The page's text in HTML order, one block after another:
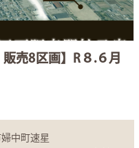
売8区画】R８.６月
中町速星